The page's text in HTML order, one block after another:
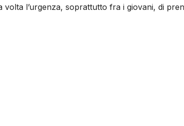
l’urgenza, soprattutto fra i giovani, di